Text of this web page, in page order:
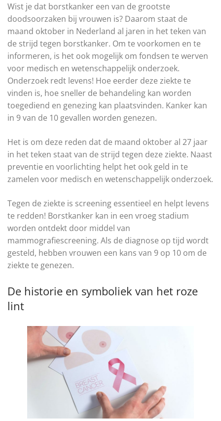
Wist je dat borstkanker een van de grootste
doodsoorzaken bij vrouwen is? Daarom staat de
maand oktober in Nederland al jaren in het teken van
de strijd tegen borstkanker. Om te voorkomen en te
informeren, is het ook mogelijk om fondsen te werven
voor medisch en wetenschappelijk onderzoek.
Onderzoek redt levens! Hoe eerder deze ziekte te
vinden is, hoe sneller de behandeling kan worden
toegediend en genezing kan plaatsvinden. Kanker kan
in 9 van de 10 gevallen worden genezen.
Het is om deze reden dat de maand oktober al 27 jaar
in het teken staat van de strijd tegen deze ziekte. Naast
preventie en voorlichting helpt het ook geld in te
zamelen voor medisch en wetenschappelijk onderzoek.
Tegen de ziekte is screening essentieel en helpt levens
te redden! Borstkanker kan in een vroeg stadium
worden ontdekt door middel van
mammografiescreening. Als de diagnose op tijd wordt
gesteld, hebben vrouwen een kans van 9 op 10 om de
ziekte te genezen.
De historie en symboliek van het roze
lint